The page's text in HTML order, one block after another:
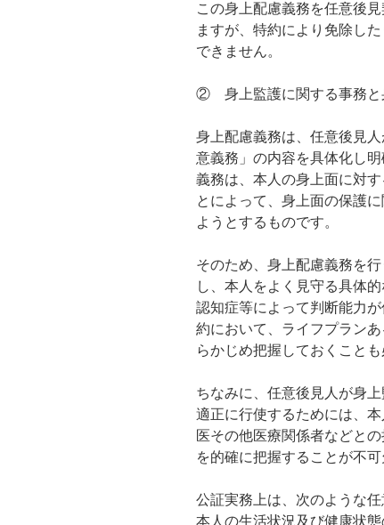
この身上配慮義務を任意後
ますが、特約により免除し
できません。
② 身上監護に関する事務と
身上配慮義務は、任意後見
意義務」の内容を具体化し
義務は、本人の身上面に対
とによって、身上面の保護
ようとするものです。
そのため、身上配慮義務を
し、本人をよく見守る具体
認知症等によって判断能力
約において、ライフプラン
らかじめ把握しておくことも
ちなみに、任意後見人が身
適正に行使するためには、
医その他医療関係者などと
を的確に把握することが不可
公証実務上は、次のような
本人の生活状況及び健康状